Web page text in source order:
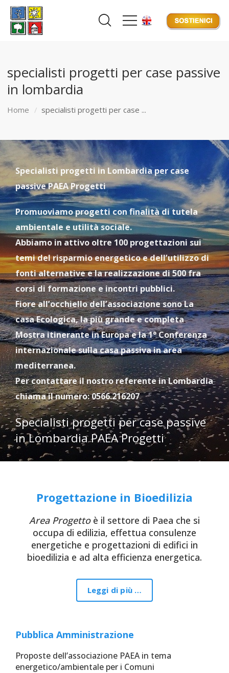
specialisti progetti per case passive
in lombardia
Home specialisti progetti per case ...
Specialisti progetti in Lombardia per case
passive PAEA Progetti
Promuoviamo progetti con finalità di tutela
ambientale e utilità sociale.
Abbiamo in attivo oltre 100 progettazioni sui
temi del risparmio energetico e dell’utilizzo di
fonti alternative e la realizzazione di 500 fra
corsi di formazione e incontri pubblici.
Fiore all’occhiello dell’associazione sono La
casa Ecologica, la più grande e completa
Mostra itinerante in Europa e la 1° Conferenza
internazionale sulla casa passiva in area
mediterranea.
Per contattare il nostro referente in Lombardia
chiama il numero: 0566.216207
Specialisti progetti per case passive
in Lombardia PAEA Progetti
Progettazione in Bioedilizia
Area Progettoè il settore di Paea che si
occupa di edilizia, effettua consulenze
energetiche e progettazioni di edifici in
bioedilizia e ad alta efficienza energetica.
Leggi di più …
Pubblica Amministrazione
Proposte dell’associazione PAEA in tema
energetico/ambientale per i Comuni